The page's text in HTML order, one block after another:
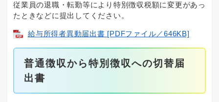
従業員の退職・転勤等により特別徴収税額に変更があっ
たときなどに提出してください。​
給与所得者異動届出書 [PDFファイル／646KB]
普通徴収から特別徴収への切替届
出書